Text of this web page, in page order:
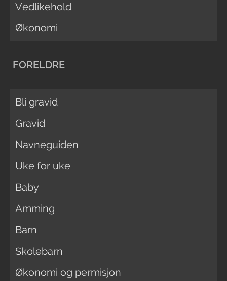
Vedlikehold
Økonomi
FORELDRE
Bli gravid
Gravid
Navneguiden
Uke for uke
Baby
Amming
Barn
Skolebarn
Økonomi og permisjon